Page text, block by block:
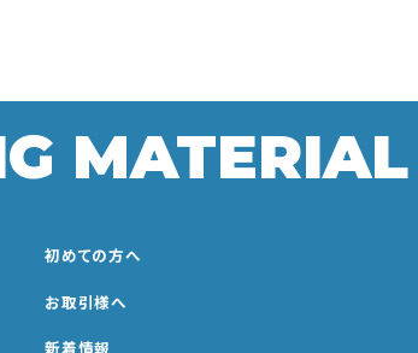
MATERIAL
初めての方へ
お取引様へ
新着情報